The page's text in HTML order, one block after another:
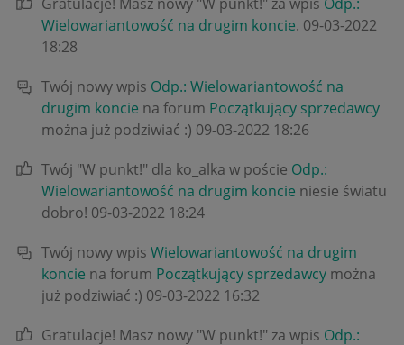
Wielowariantowość na drugim koncie. ‎09-03-2022
18:28
Twój nowy wpis Odp.: Wielowariantowość na
drugim koncie na forum Początkujący sprzedawcy
można już podziwiać :) ‎09-03-2022 18:26
Twój "W punkt!" dla ko_alka w poście Odp.:
Wielowariantowość na drugim koncie niesie światu
dobro! ‎09-03-2022 18:24
Twój nowy wpis Wielowariantowość na drugim
koncie na forum Początkujący sprzedawcy można
już podziwiać :) ‎09-03-2022 16:32
Gratulacje! Masz nowy "W punkt!" za wpis Odp.: